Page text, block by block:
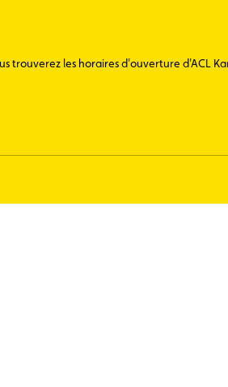
trouverez les horaires d'ouverture d'ACL